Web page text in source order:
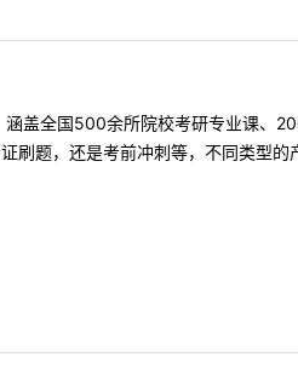
盖全国500余所院校考研专业课、
刷题，还是考前冲刺等，不同类型